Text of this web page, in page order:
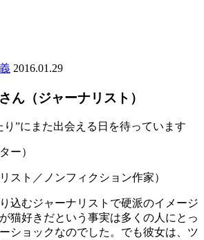
2016.01.29
（ジャーナリスト）
”にまた出会える日を待っています
ー）
スト／ノンフィクション作家）
込むジャーナリストで硬派のイメージ
猫好きだという事実は多くの人にとっ
ショックなのでした。でも彼女は、ツ